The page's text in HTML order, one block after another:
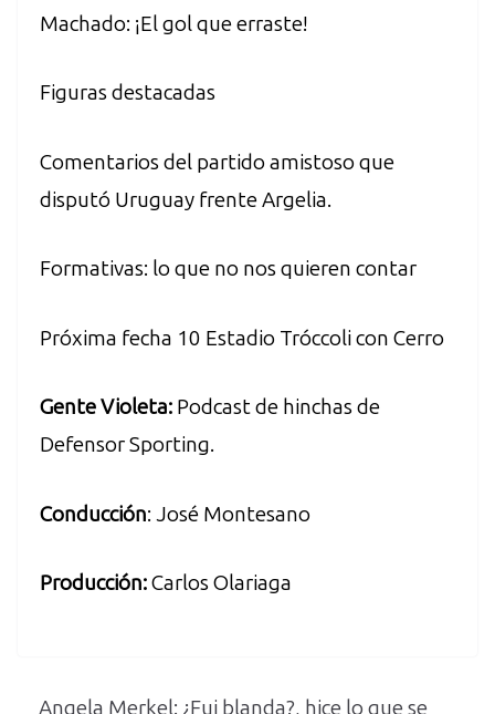
Machado: ¡El gol que erraste!
Figuras destacadas
Comentarios del partido amistoso que
disputó Uruguay frente Argelia.
Formativas: lo que no nos quieren contar
Próxima fecha 10 Estadio Tróccoli con Cerro
Gente Violeta: Podcast de hinchas de
Defensor Sporting.
Conducción: José Montesano
Producción:Carlos Olariaga
Angela Merkel: ¿Fui blanda?, hice lo que se